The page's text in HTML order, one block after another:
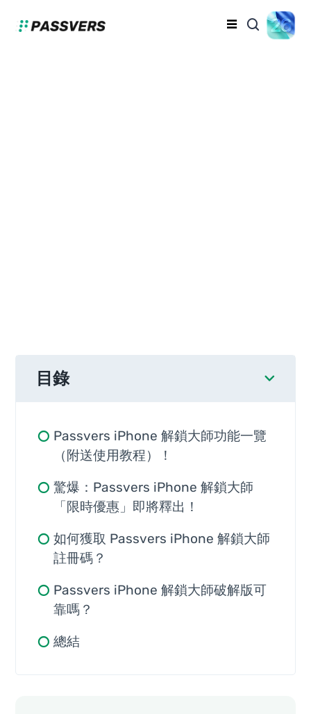
目錄
Passvers iPhone 解鎖大師功能一覽
（附送使用教程）！
驚爆：Passvers iPhone 解鎖大師
「限時優惠」即將釋出！
如何獲取 Passvers iPhone 解鎖大師
註冊碼？
Passvers iPhone 解鎖大師破解版可
靠嗎？
總結